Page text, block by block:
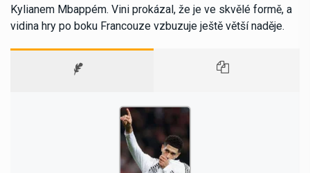
Kylianem Mbappém. Vini prokázal, že je ve skvělé formě, a
vidina hry po boku Francouze vzbuzuje ještě větší naděje.